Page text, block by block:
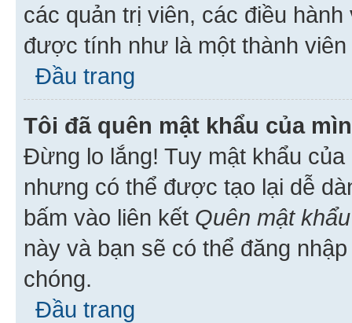
các quản trị viên, các điều
được tính như là một thành viên
Đầu trang
Tôi đã quên mật khẩu của
Đừng lo lắng! Tuy mật khẩu
nhưng có thể được tạo lại dễ
bấm vào liên kết Quên mật khẩu
này và bạn sẽ có thể đăng
chóng.
Đầu trang